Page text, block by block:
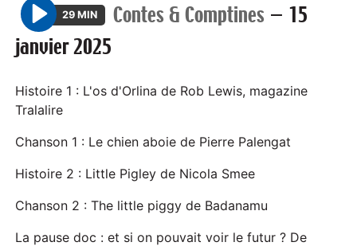
P
l
y
29 MIN Contes & Comptines — 15
janvier 2025
Histoire 1 : L'os d'Orlina de Rob Lewis, magazine
Tralalire
Chanson 1 : Le chien aboie de Pierre Palengat
Histoire 2 : Little Pigley de Nicola Smee
Chanson 2 : The little piggy de Badanamu
La pause doc : et si on pouvait voir le futur ? De